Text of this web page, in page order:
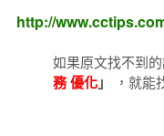
http://
如果原文找不到
務 優化」 ，就能